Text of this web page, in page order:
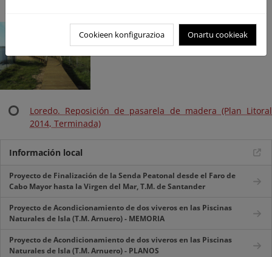
Loredo. Reposición de pasarela de madera (Plan Litoral
2014, Terminada)
Información local
Proyecto de Finalización de la Senda Peatonal desde el Faro de
Cabo Mayor hasta la Virgen del Mar, T.M. de Santander
Proyecto de Acondicionamiento de dos viveros en las Piscinas
Naturales de Isla (T.M. Arnuero) - MEMORIA
Proyecto de Acondicionamiento de dos viveros en las Piscinas
Naturales de Isla (T.M. Arnuero) - PLANOS
Cookieen konfigurazioa Onartu cookieak